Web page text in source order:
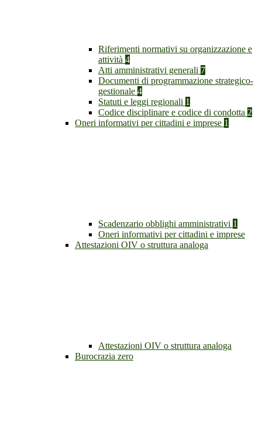
Riferimenti normativi su organizzazione e
attività 4
Atti amministrativi generali 7
Documenti di programmazione strategico-
gestionale 4
Statuti e leggi regionali 1
Codice disciplinare e codice di condotta 2
Oneri informativi per cittadini e imprese 1
Scadenzario obblighi amministrativi 1
Oneri informativi per cittadini e imprese
Attestazioni OIV o struttura analoga
Attestazioni OIV o struttura analoga
Burocrazia zero